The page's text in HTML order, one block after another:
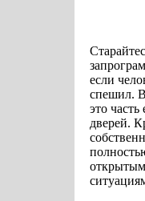
если
спешил.
это
дверей.